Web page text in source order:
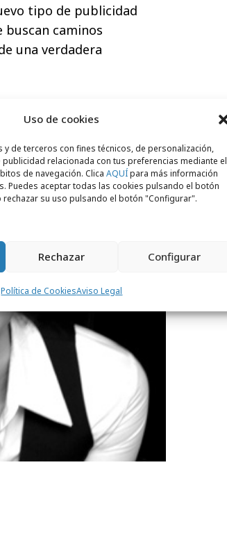
Uso de cookies
de terceros con fines técnicos, de personalización,
relacionada con tus preferencias mediante el
de navegación. Clica AQUÍpara más información
Puedes aceptar todas las cookies pulsando el botón
su uso pulsando el botón "Configurar".
Rechazar Configurar
Política de CookiesAviso Legal
tipo de publicidad
buscan caminos
una verdadera